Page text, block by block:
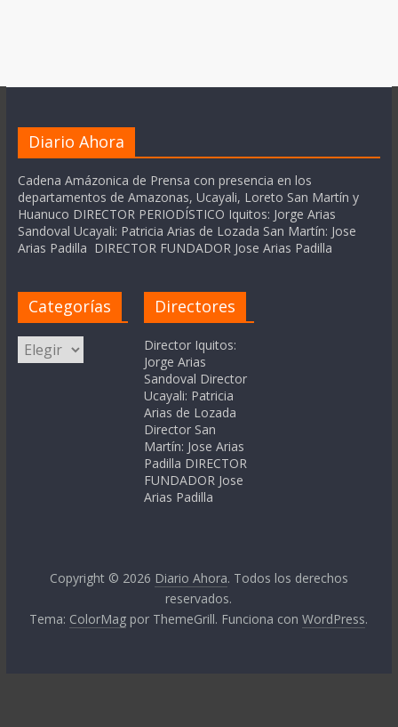
Diario Ahora
Cadena Amázonica de Prensa con presencia en los
departamentos de Amazonas, Ucayali, Loreto San Martín y
Huanuco DIRECTOR PERIODÍSTICO Iquitos: Jorge Arias
Sandoval Ucayali: Patricia Arias de Lozada San Martín: Jose
Arias Padilla DIRECTOR FUNDADOR Jose Arias Padilla
Categorías
Categorías
Directores
Director Iquitos:
Jorge Arias
Sandoval Director
Ucayali: Patricia
Arias de Lozada
Director San
Martín: Jose Arias
Padilla DIRECTOR
FUNDADOR Jose
Arias Padilla
Copyright © 2026 Diario Ahora. Todos los derechos
reservados.
Tema: ColorMag por ThemeGrill. Funciona conWordPress.